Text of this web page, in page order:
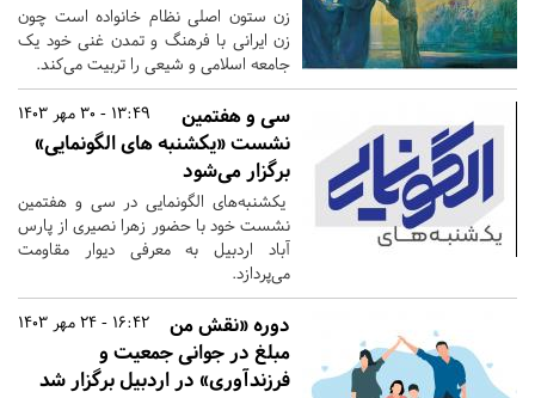
زن ستون اصلی نظام خانواده است چون
زن ایرانی با فرهنگ و تمدن غنی خود یک
جامعه اسلامی و شیعی را تربیت می‌کند.
13:49 - 30 مهر 1403
سی و هفتمین
نشست «یکشنبه های الگونمایی»
برگزار می‌شود
یکشنبه‌های الگونمایی در سی و هفتمین
نشست خود با حضور زهرا نصیری از پارس
آباد اردبیل به معرفی دیوار مقاومت
می‌پردازد.
16:42 - 24 مهر 1403
دوره «نقش من
مبلغ در جوانی جمعیت و
فرزندآوری» در اردبیل برگزار شد